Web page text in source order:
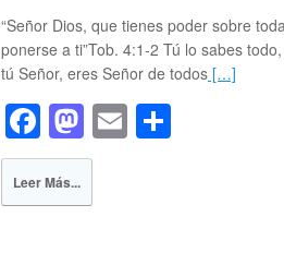
“Señor Dios, que tienes poder sobre
ponerse a ti”Tob. 4:1-2 Tú lo sabes
tú Señor, eres Señor de todos […]
F
a
c
M
a
st
E
Leer Más...